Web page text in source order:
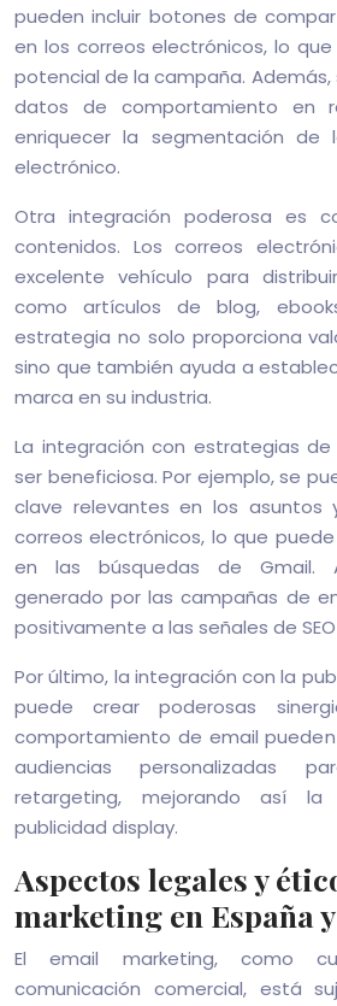
pueden incluir botones de
en los correos electrónicos, lo
potencial de la campaña. Además,
datos de comportamiento en
enriquecer la segmentación de
electrónico.
Otra integración poderosa es
contenidos. Los correos
excelente vehículo para
como artículos de blog,
estrategia no solo proporciona
sino que también ayuda a
marca en su industria.
La integración con estrategias de
ser beneficiosa. Por ejemplo, se
clave relevantes en los asuntos
correos electrónicos, lo que
en las búsquedas de Gmail.
generado por las campañas de
positivamente a las señales de
Por último, la integración con la
puede crear poderosas
comportamiento de email
audiencias personalizadas
retargeting, mejorando así
publicidad display.
Aspectos legales y
marketing en España
El email marketing, como
comunicación comercial, está